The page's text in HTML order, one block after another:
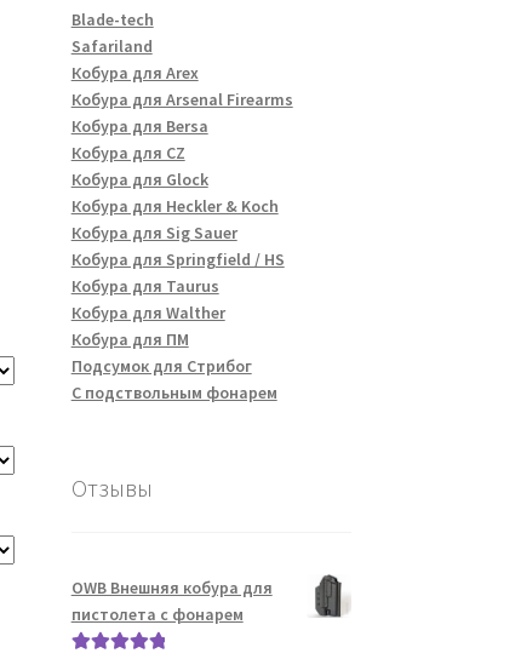
Blade-tech
Safariland
Кобура для Arex
Кобура для Arsenal Firearms
Кобура для Bersa
Кобура для CZ
Кобура для Glock
Кобура для Heckler & Koch
Кобура для Sig Sauer
Кобура для Springfield / HS
Кобура для Taurus
Кобура для Walther
Кобура для ПМ
Подсумок для Стрибог
С подствольным фонарем
Отзывы
OWB Внешняя кобура для
пистолета с фонарем